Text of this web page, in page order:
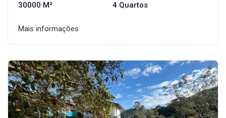
30000 M² 4 Quartos
Mais informações